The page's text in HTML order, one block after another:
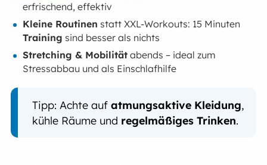
erfrischend, effektiv
Kleine Routinen statt XXL-Workouts: 15 Minuten
Training sind besser als nichts
Stretching & Mobilitätabends – ideal zum
Stressabbau und als Einschlafhilfe
Tipp: Achte auf atmungsaktive Kleidung,
kühle Räume und regelmäßiges Trinken.